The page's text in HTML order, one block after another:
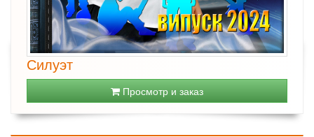
Силуэт
Просмотр и заказ